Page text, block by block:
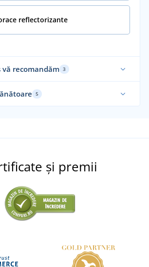
reflectorizante
recomandăm 3
Eșarfă HV Twister
5
și premii